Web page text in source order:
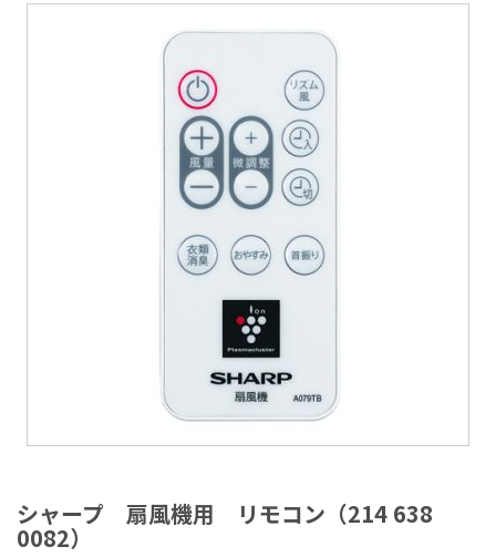
シャープ 扇風機用 リモコン（214 638
0082）
メ
ー
ジ